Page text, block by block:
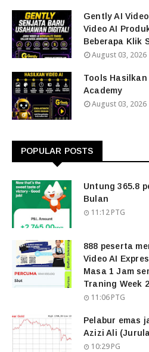
Gently AI
Video AI
Beberapa Klik
August 03, 2026
Tools Hasilkan
Academy
August 03, 2026
POPULAR POSTS
Untung 365.8
Bulan
11:12 PTG
888 peserta
Video AI
Masa 1 Jam
Traning Week
11:06 PTG
Pelabur emas
Azizi Ali
10:29 PG